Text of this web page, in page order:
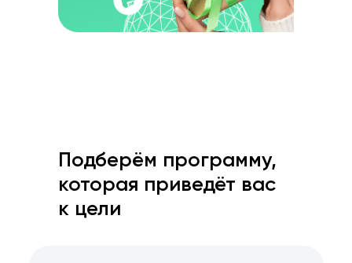
Подберём программу,
которая приведёт вас
к цели